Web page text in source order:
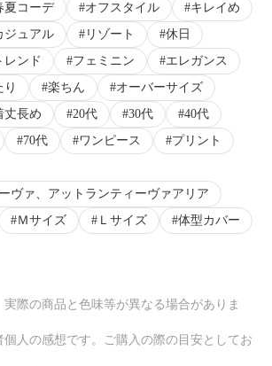
夏コーデ オフスタイル
キレイめ
ジュアル リゾート
休日
レンド フェミニン
エレガンス
り 楽ちん
オーバーサイズ
丈長め 20代 30代
40代
70代 ワンピース
プリント
ヴァ、アットランティーヴァアリア
Ｍサイズ Ｌサイズ
体型カバー
際の商品と色味等が異なる場合がありま
人の感想です。ご購入の際の目安としてお